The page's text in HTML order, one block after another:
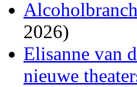
2026)
Elisanne van
nieuwe